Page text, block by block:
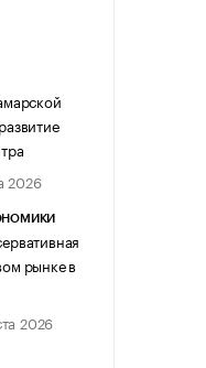
2026
рынке в
2026